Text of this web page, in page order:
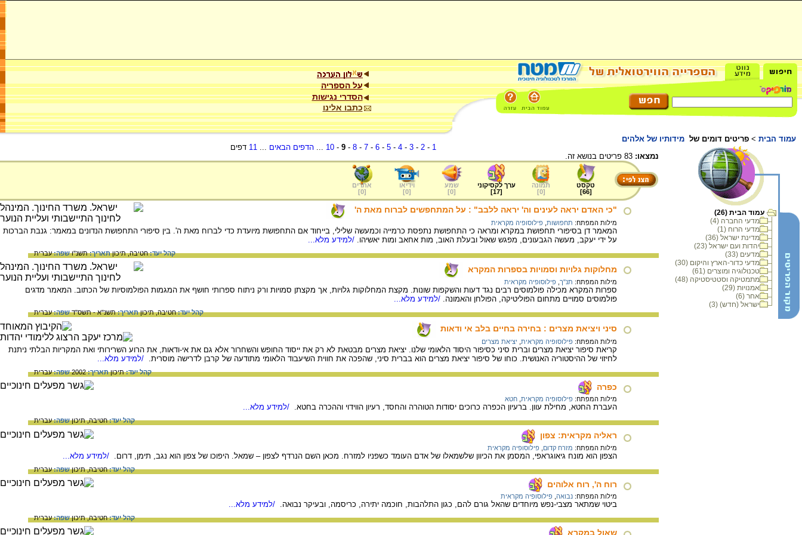
על הספריה
הסדרי נגישות
כתבו אלינו
עמוד הבית > פריטים דומים של מידותיו של אלהים
עמוד הבית (26)
מדעי החברה (4)
מדעי הרוח (1)
מדינת ישראל (36)
יהדות ועם ישראל (23)
מדעים (33)
מדעי כדור-הארץ והיקום (30)
טכנולוגיה ומוצרים (61)
מתמטיקה וסטטיסטיקה (48)
אמנויות (29)
אחר (6)
ישראל (חדש) (3)
1
-
2
-
3
-
4
-
5
-
6
-
7
-
8
-
9
-
10
...הדפים הבאים ...
11 דפים
נמצאו:
טקסט
[
66
]
תמונה
[
0
]
ערך לקסיקוני
[
17
]
שמע
[
0
]
וידיאו
[
0
]
אתרים
[
0
]
"כי האדם יראה לעינים וה' יראה ללבב" : על המתחפשים לברוח מאת ה'
מילות המפתח: תחפושות פילוסופיה מקראית
המאמר דן בסיפורי תחפושת במקרא ומראה כי התחפושת נתפסת כרמייה וכמעשה שלילי, בייחוד אם התחפושת מיועדת כדי לברוח מאת ה'. בין סיפורי התחפושת הנדונים במאמר: גנבת הברכות
על ידי יעקב, מעשה הגבעונים, מפגש שאול ובעלת האוב, מות אחאב ומות יאשיהו. /למידע מלא...
קהל יעד:חטיבה,תיכוןתאריך:תשנ"ושפה:עברית
מחלוקות גלויות וסמויות בספרות המקרא
מילות המפתח: תנ"ך פילוסופיה מקראית
ספרות המקרא מכילה פולמוסים רבים נגד דעות והשקפות שונות. מקצת המחלוקות גלויות, אך מקצתן סמויות ורק ניתוח ספרותי חושף את המגמות הפולמוסיות של הכתוב. המאמר מדגים
פולמוסים סמויים מתחום הפוליטיקה, הפולחן והאמונה. /למידע מלא...
קהל יעד:חטיבה,תיכוןתאריך:תשנ"א - תשס"דשפה:עברית
סיני ויציאת מצרים : בחירה בחיים בלב אי ודאות
מילות המפתח: פילוסופיה מקראית יציאת מצרים
קריאת סיפור יציאת מצרים וברית סיני כסיפור היסוד הלאומי שלנו. יציאת מצרים מבטאת לא רק את ייסוד החופש והשחרור אלא גם את אי-ודאות, את הרוע השרירותי ואת המקריות הבלתי ניתנת
לחיזוי של ההיסטוריה האנושית. כוחו של סיפור יציאת מצרים הוא בברית סיני, שהפכה את חווית השיעבוד הלאומי מתודעה של קרבן לדרישה מוסרית.
/למידע מלא...
קהל יעד:תיכוןתאריך:2002 שפה:עברית
כפרה
מילות המפתח: פילוסופיה מקראית חטא
העברת החטא, מחילת עוון. ברעיון הכפרה כרוכים יסודות הטוהרה והחסד, רעיון הווידוי וההכרה בחטא. /למידע מלא...
קהל יעד:חטיבה,תיכוןשפה:עברית
ראליה מקראית: צפון
מילות המפתח: מזרח קדום פילוסופיה מקראית
הצפון הוא מונח גיאוגראפי, המסמן את הכיוון שלשמאלו של אדם העומד כשפניו למזרח. מכאן השם הנרדף לצפון – שמאל. היפוכו של צפון הוא נגב, תימן, דרום. /למידע מלא...
קהל יעד:חטיבה,תיכוןשפה:עברית
רוח ה', רוח אלוהים
מילות המפתח: נבואה פילוסופיה מקראית
ביטוי שמתאר מצבי-נפש מיוחדים שהאל גורם להם, כגון התלהבות, חוכמה יתירה, כריסמה, ובעיקר נבואה. /למידע מלא...
קהל יעד:חטיבה,תיכוןשפה:עברית
שאול במקרא